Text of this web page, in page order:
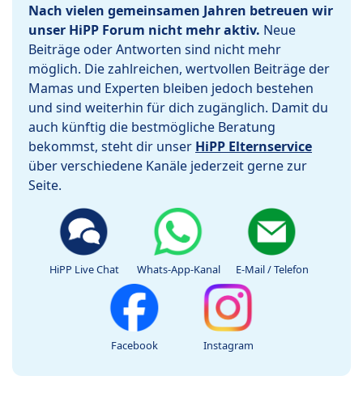
Nach vielen gemeinsamen Jahren betreuen wir
unser HiPP Forum nicht mehr aktiv. Neue
Beiträge oder Antworten sind nicht mehr
möglich. Die zahlreichen, wertvollen Beiträge der
Mamas und Experten bleiben jedoch bestehen
und sind weiterhin für dich zugänglich. Damit du
auch künftig die bestmögliche Beratung
bekommst, steht dir unser HiPP Elternservice
über verschiedene Kanäle jederzeit gerne zur
Seite.
HiPP Live Chat Whats-App-Kanal E-Mail / Telefon
Facebook Instagram